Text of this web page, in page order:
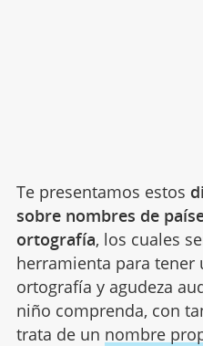
Te presentamos estos
sobre nombres de
ortografía, los cuales
herramienta para tener
ortografía y agudeza
niño comprenda, con
trata de un nombre